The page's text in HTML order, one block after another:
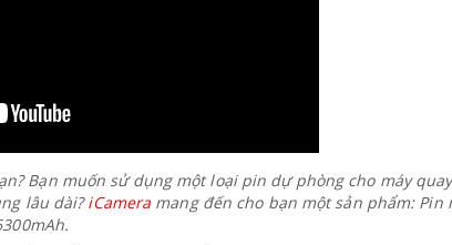
Bạn muốn sử dụng một loại pin dự phòng cho máy quay
lâu dài?iCamera mang đến cho bạn một sản phẩm: Pin